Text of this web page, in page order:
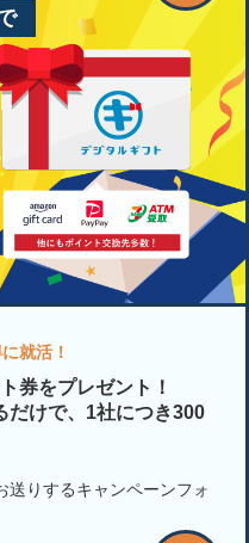
就活！
券をプレゼント！
だけで、1社につき300
りするキャンペーンフォ